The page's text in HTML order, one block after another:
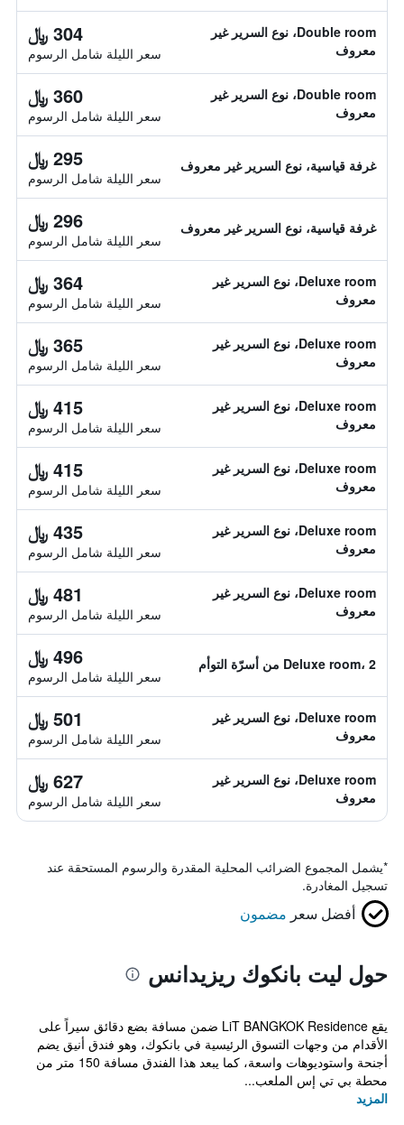
Double room، نوع السرير غير
معروف
304 ﷼
سعر الليلة شامل الرسوم
Double room، نوع السرير غير
معروف
360 ﷼
سعر الليلة شامل الرسوم
غرفة قياسية، نوع السرير غير معروف 295 ﷼
سعر الليلة شامل الرسوم
غرفة قياسية، نوع السرير غير معروف 296 ﷼
سعر الليلة شامل الرسوم
Deluxe room، نوع السرير غير
معروف
364 ﷼
سعر الليلة شامل الرسوم
Deluxe room، نوع السرير غير
معروف
365 ﷼
سعر الليلة شامل الرسوم
Deluxe room، نوع السرير غير
معروف
415 ﷼
سعر الليلة شامل الرسوم
Deluxe room، نوع السرير غير
معروف
415 ﷼
سعر الليلة شامل الرسوم
Deluxe room، نوع السرير غير
معروف
435 ﷼
سعر الليلة شامل الرسوم
Deluxe room، نوع السرير غير
معروف
481 ﷼
سعر الليلة شامل الرسوم
Deluxe room، 2 من أسرّة التوأم 496 ﷼
سعر الليلة شامل الرسوم
Deluxe room، نوع السرير غير
معروف
501 ﷼
سعر الليلة شامل الرسوم
Deluxe room، نوع السرير غير
معروف
627 ﷼
سعر الليلة شامل الرسوم
*يشمل المجموع الضرائب المحلية المقدرة والرسوم المستحقة عند
تسجيل المغادرة.
أفضل سعر مضمون
حول ليت بانكوك ريزيدانس
يقع LiT BANGKOK Residence ضمن مسافة بضع دقائق سيراً على
الأقدام من وجهات التسوق الرئيسية في بانكوك، وهو فندق أنيق يضم
أجنحة واستوديوهات واسعة، كما يبعد هذا الفندق مسافة 150 متر من
محطة بي تي إس الملعب...
المزيد